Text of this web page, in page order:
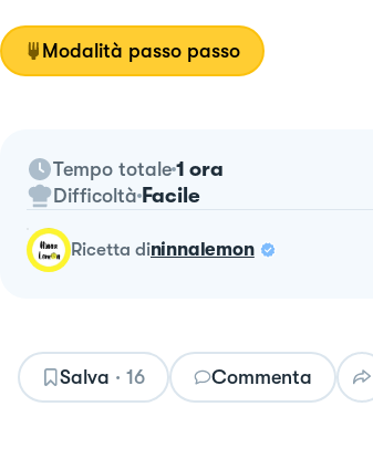
Modalità passo passo
Tempo totale 1 ora
Difficoltà Facile
ricetta dininnalemon
Salva · 16 Commenta